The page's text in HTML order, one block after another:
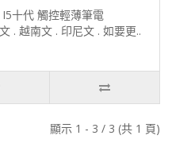
十代 觸控輕薄筆電
. 越南文 . 印尼文 . 如要更..
顯示 1 - 3 / 3 (共 1 頁)